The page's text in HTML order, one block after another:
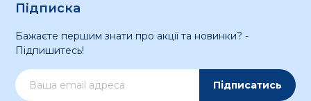
Підписка
Бажаєте першим знати про акції та новинки? -
Підпишитесь!
Підписатись